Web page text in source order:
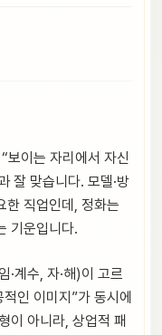
보이는 자리에서 자신
잘 맞습니다. 모델·방
한 직업인데, 정화는
기운입니다.
계수, 자·해)이 고르
인 이미지”가 동시에
이 아니라, 상업적 패